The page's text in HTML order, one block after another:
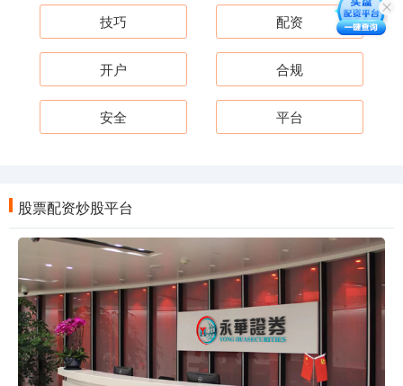
技巧 配资
开户 合规
安全 平台
股票配资炒股平台